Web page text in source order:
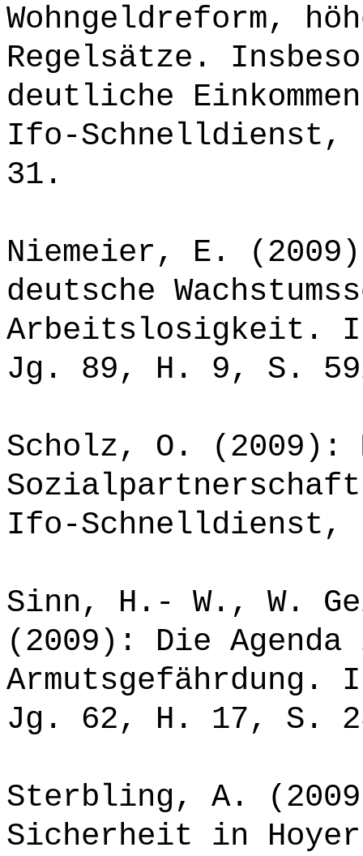
Wohngeldreform,
Regelsätze.
deutliche
Ifo-Schnelldienst,
31.
Niemeier, E.
deutsche
Arbeitslosigkeit.
Jg. 89, H. 9, S.
Scholz, O. (2009):
Ifo-
Sinn, H.- W., W.
(2009): Die Agenda
Jg. 62, H. 17, S.
Sterbling, A.
Sicherheit in